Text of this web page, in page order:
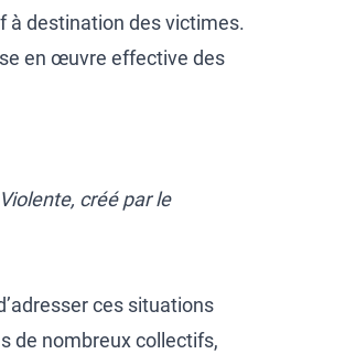
à destination des victimes.
en œuvre effective des
créé par le
ces situations
de nombreux collectifs,